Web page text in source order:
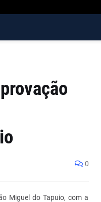
0
Miguel do Tapuio, com a